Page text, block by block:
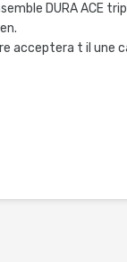
DURA ACE
acceptera t il une